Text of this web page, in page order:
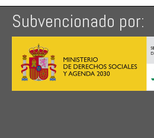
Subvencionado por: